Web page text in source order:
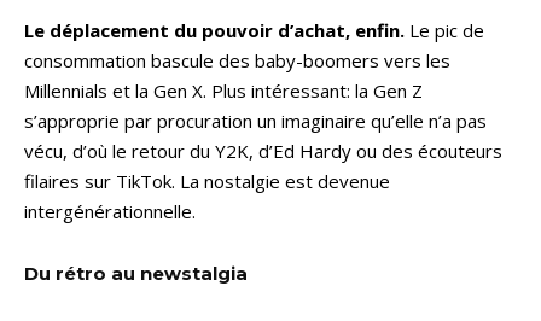
Le déplacement du pouvoir d’achat, enfin. Le pic de
consommation bascule des baby-boomers vers les
Millennials et la Gen X. Plus intéressant: la Gen Z
s’approprie par procuration un imaginaire qu’elle n’a pas
vécu, d’où le retour du Y2K, d’Ed Hardy ou des écouteurs
filaires sur TikTok. La nostalgie est devenue
intergénérationnelle.
Du rétro au newstalgia